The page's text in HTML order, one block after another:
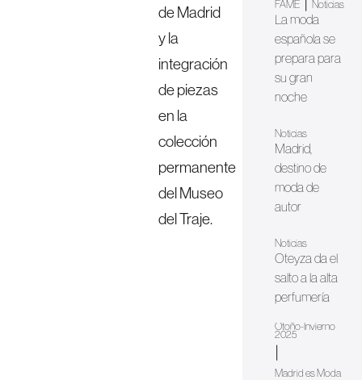
de Madrid
y la
integración
de piezas
en la
colección
permanente
del Museo
del Traje.
FAME Noticias
La moda
española se
prepara para
su gran
noche
Noticias
Madrid,
destino de
moda de
autor
Noticias
Oteyza da el
salto a la alta
perfumería
Otoño-Invierno
2025
Madrid es Moda